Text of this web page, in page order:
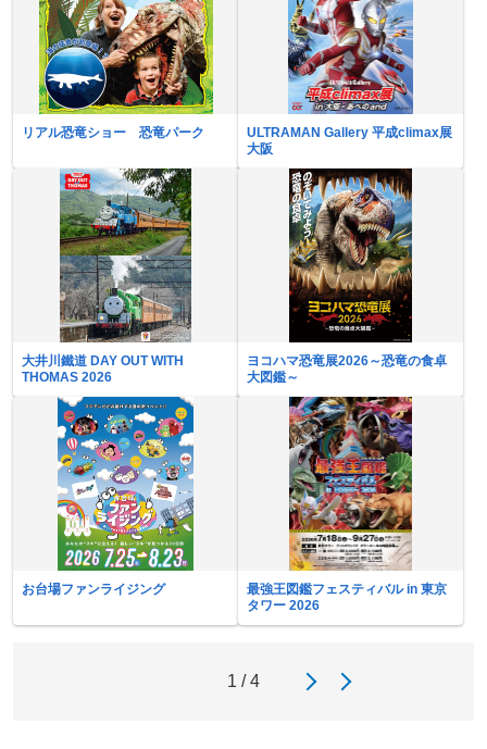
リアル恐竜ショー 恐竜パーク
ULTRAMAN Gallery 平成climax展
大阪
大井川鐵道 DAY OUT WITH
THOMAS 2026
ヨコハマ恐竜展2026～恐竜の食卓
大図鑑～
お台場ファンライジング
最強王図鑑フェスティバル in 東京
タワー 2026
1 / 4